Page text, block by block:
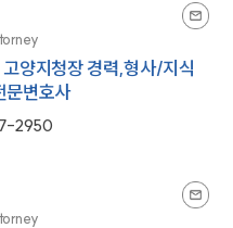
양지청장 경력,형사/지식
문변호사
2950